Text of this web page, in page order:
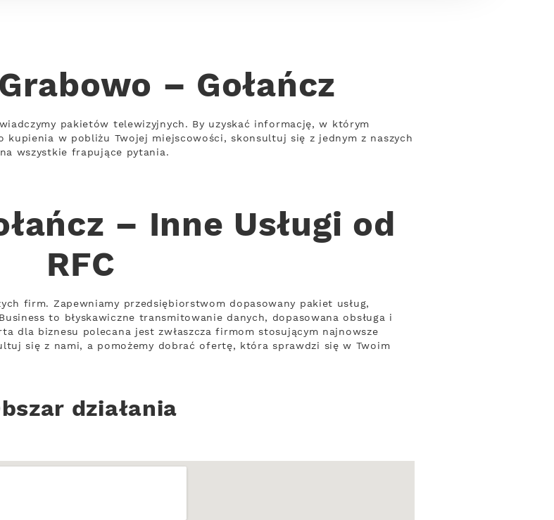
– Gołańcz
pakietów telewizyjnych. By uzyskać informację, w którym
w pobliżu Twojej miejscowości, skonsultuj się z jednym z naszych
wszystkie frapujące pytania.
– Inne Usługi od
RFC
firm. Zapewniamy przedsiębiorstwom dopasowany pakiet usług,
to błyskawiczne transmitowanie danych, dopasowana obsługa i
dla biznesu polecana jest zwłaszcza firmom stosującym najnowsze
się z nami, a pomożemy dobrać ofertę, która sprawdzi się w Twoim
działania